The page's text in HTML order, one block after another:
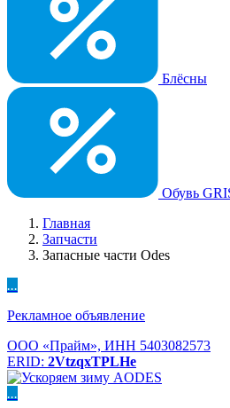
Блёсны
Обувь
Главная
Запчасти
Запасные части Odes
...
Рекламное объявление
ООО «Прайм», ИНН 5403082573
ERID: 2VtzqxTPLHe
...